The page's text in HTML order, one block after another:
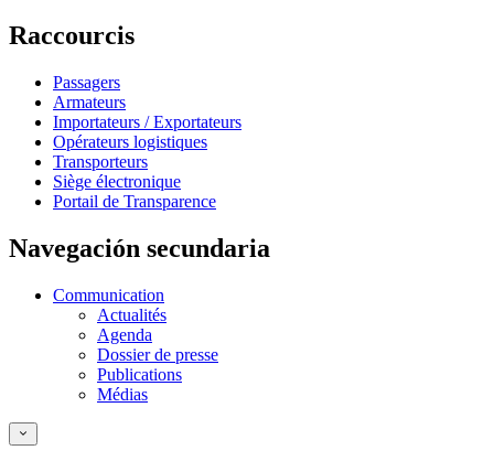
Raccourcis
Passagers
Armateurs
Importateurs / Exportateurs
Opérateurs logistiques
Transporteurs
Siège électronique
Portail de Transparence
Navegación secundaria
Communication
Actualités
Agenda
Dossier de presse
Publications
Médias